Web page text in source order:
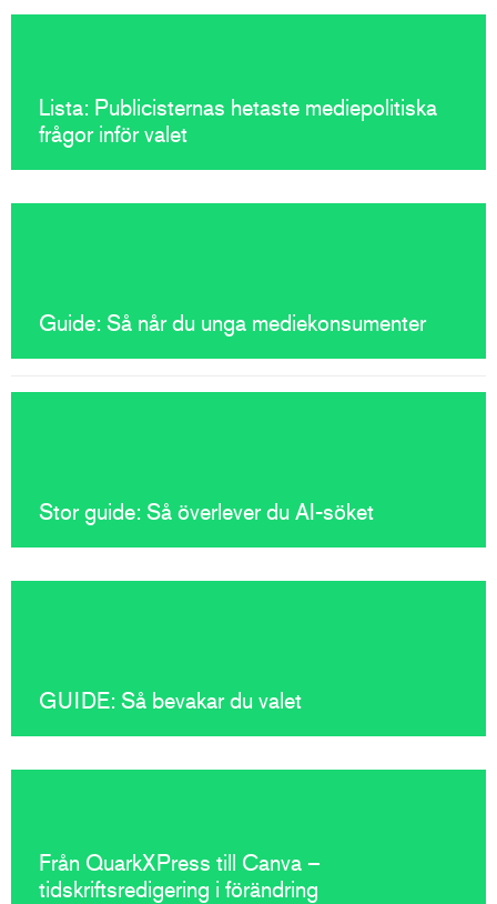
Lista: Publicisternas hetaste mediepolitiska
frågor inför valet
Guide: Så når du unga mediekonsumenter
Stor guide: Så överlever du AI-söket
GUIDE: Så bevakar du valet
Från QuarkXPress till Canva –
tidskriftsredigering i förändring